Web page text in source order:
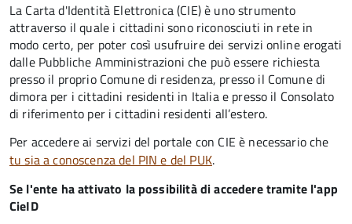
La Carta d'Identità Elettronica (CIE) è uno strumento
attraverso il quale i cittadini sono riconosciuti in rete in
modo certo, per poter così usufruire dei servizi online erogati
dalle Pubbliche Amministrazioni che può essere richiesta
presso il proprio Comune di residenza, presso il Comune di
dimora per i cittadini residenti in Italia e presso il Consolato
di riferimento per i cittadini residenti all’estero.
Per accedere ai servizi del portale con CIE è necessario che
tu sia a conoscenza del PIN e del PUK.
Se l'ente ha attivato la possibilità di accedere tramite l'app
CieID